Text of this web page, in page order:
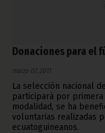
Donaciones para el
marzo 07, 2011
La selección nacional
participará por primera
modalidad, se ha
voluntarias realizadas
ecuatoguineanos.